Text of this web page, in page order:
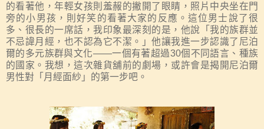
的看著他，年輕女孩則羞赧的撇開了眼睛，照片中央坐在門
旁的小男孩，則好笑的看著大家的反應。這位男士說了很
多、很長的一席話，我印象最深刻的是，他說「我的族群並
不忌諱月經，也不認為它不潔。」他讓我進一步認識了尼泊
爾的多元族群與文化——一個有著超過30個不同語言、種族
的國家。我想，這次雜貨舖前的劇場，或許會是揭開尼泊爾
男性對「月經面紗」的第一步吧。